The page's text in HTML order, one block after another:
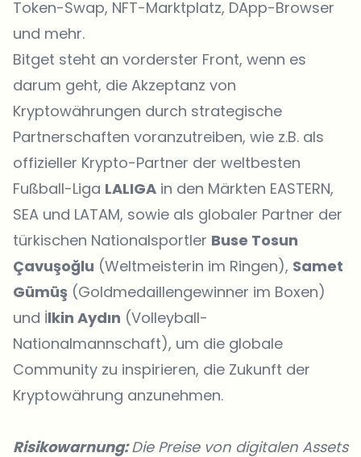
Token-Swap, NFT-Marktplatz, DApp-Browser
und mehr.
Bitget steht an vorderster Front, wenn es
darum geht, die Akzeptanz von
Kryptowährungen durch strategische
Partnerschaften voranzutreiben, wie z.B. als
offizieller Krypto-Partner der weltbesten
Fußball-Liga LALIGA in den Märkten EASTERN,
SEA und LATAM, sowie als globaler Partner der
türkischen Nationalsportler Buse Tosun
Çavuşoğlu (Weltmeisterin im Ringen), Samet
Gümüş (Goldmedaillengewinner im Boxen)
und İlkin Aydın (Volleyball-
Nationalmannschaft), um die globale
Community zu inspirieren, die Zukunft der
Kryptowährung anzunehmen.
Risikowarnung:Die Preise von digitalen Assets